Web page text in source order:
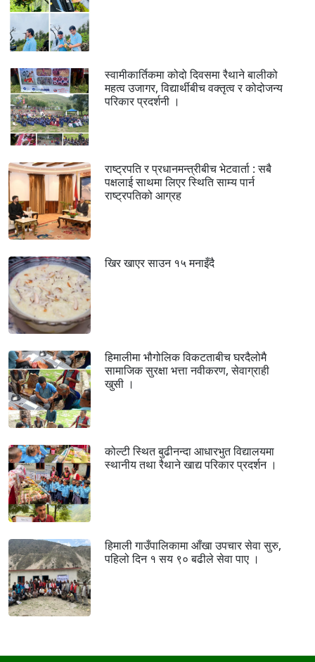
स्वामीकार्तिकमा कोदो दिवसमा रैथाने बालीको
महत्व उजागर, विद्यार्थीबीच वक्तृत्व र कोदोजन्य
परिकार प्रदर्शनी ।
राष्ट्रपति र प्रधानमन्त्रीबीच भेटवार्ता : सबै
पक्षलाई साथमा लिएर स्थिति साम्य पार्न
राष्ट्रपतिको आग्रह
खिर खाएर साउन १५ मनाइँदै
हिमालीमा भौगोलिक विकटताबीच घरदैलोमै
सामाजिक सुरक्षा भत्ता नवीकरण, सेवाग्राही
खुसी ।
कोल्टी स्थित बुढीनन्दा आधारभुत विद्यालयमा
स्थानीय तथा रैथाने खाद्य परिकार प्रदर्शन ।
हिमाली गाउँपालिकामा आँखा उपचार सेवा सुरु,
पहिलो दिन १ सय ९० बढीले सेवा पाए ।